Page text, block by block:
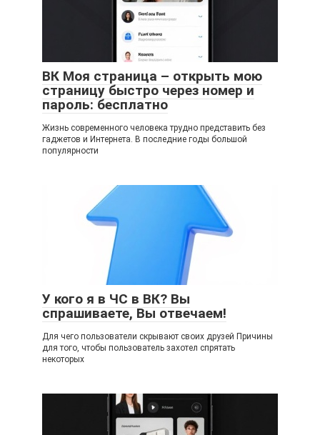
ВК Моя страница – открыть мою
страницу быстро через номер и
пароль: бесплатно
Жизнь современного человека трудно представить без
гаджетов и Интернета. В последние годы большой
популярности
У кого я в ЧС в ВК? Вы
спрашиваете, Вы отвечаем!
Для чего пользователи скрывают своих друзей Причины
для того, чтобы пользователь захотел спрятать
некоторых